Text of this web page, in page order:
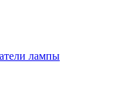
лампы